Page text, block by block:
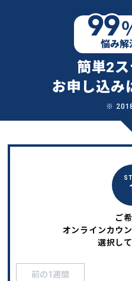
簡単2ス
お申し込み
※
ご
オンラインカウ
選択し
前の1週間